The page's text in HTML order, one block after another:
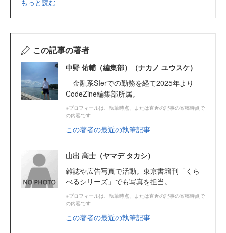
もっと読む
この記事の著者
中野 佑輔（編集部）（ナカノ ユウスケ）
金融系SIerでの勤務を経て2025年より
CodeZine編集部所属。
※プロフィールは、執筆時点、または直近の記事の寄稿時点で
の内容です
この著者の最近の執筆記事
山出 高士（ヤマデ タカシ）
雑誌や広告写真で活動。東京書籍刊「くら
べるシリーズ」でも写真を担当。
※プロフィールは、執筆時点、または直近の記事の寄稿時点で
の内容です
この著者の最近の執筆記事